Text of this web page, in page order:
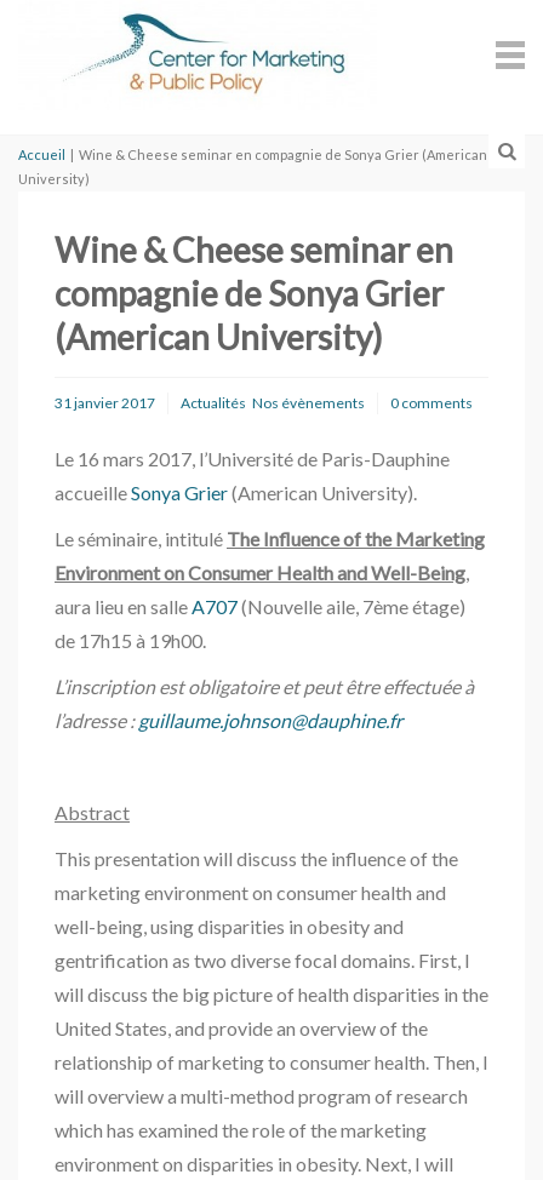
Accueil | Wine & Cheese seminar en compagnie de Sonya Grier (American
University)
Wine & Cheese seminar en
compagnie de Sonya Grier
(American University)
31 janvier 2017 Actualités Nos évènements 0 comments
Le 16 mars 2017, l’Université de Paris-Dauphine
accueilleSonya Grier(American University).
Le séminaire, intitulé The Influence of the Marketing
Environment on Consumer Health and Well-Being,
aura lieu en salleA707(Nouvelle aile, 7ème étage)
de 17h15 à 19h00.
L’inscription est obligatoire et peut être effectuée à
l’adresse :guillaume.johnson@dauphine.fr
Abstract
This presentation will discuss the influence of the
marketing environment on consumer health and
well-being, using disparities in obesity and
gentrification as two diverse focal domains. First, I
will discuss the big picture of health disparities in the
United States, and provide an overview of the
relationship of marketing to consumer health. Then, I
will overview a multi-method program of research
which has examined the role of the marketing
environment on disparities in obesity. Next, I will